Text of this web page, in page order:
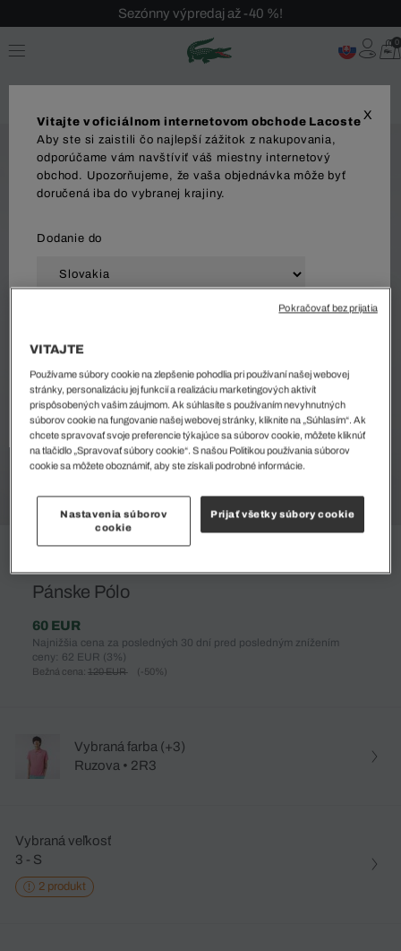
Sezónny výpredaj až -40 %!
Bezplatné vrátenie!
0
Pánske Pólo
60 EUR
Najnižšia cena za posledných 30 dní pred posledným znížením
ceny: 62 EUR (3%)
Bežná cena: 120 EUR (-50%)
Vybraná farba (+3)
Ruzova • 2R3
Vybraná veľkosť
3 - S
2 produkt
X
Vitajte v oficiálnom internetovom obchode Lacoste
Aby ste si zaistili čo najlepší zážitok z nakupovania,
odporúčame vám navštíviť váš miestny internetový
obchod. Upozorňujeme, že vaša objednávka môže byť
doručená iba do vybranej krajiny.
Dodanie do
ZAČAŤ NAKUPOVAŤ
VITAJTE
Používame súbory cookie na zlepšenie pohodlia pri používaní našej webovej
stránky, personalizáciu jej funkcií a realizáciu marketingových aktivít
prispôsobených vašim záujmom. Ak súhlasíte s používaním nevyhnutných
súborov cookie na fungovanie našej webovej stránky, kliknite na „Súhlasím“. Ak
chcete spravovať svoje preferencie týkajúce sa súborov cookie, môžete kliknúť
na tlačidlo „Spravovať súbory cookie“. S našou Politikou používania súborov
cookie sa môžete oboznámiť, aby ste získali podrobné informácie.
Nastavenia súborov
cookie
Prijať všetky súbory cookie
Pokračovať bez prijatia